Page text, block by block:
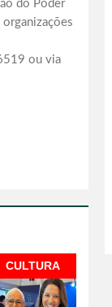
do Poder
ou via
CULTURA